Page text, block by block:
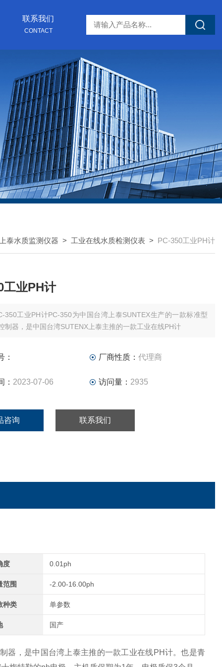
联系我们
CONTACT
上泰水质监测仪器 > 工业在线水质检测仪表 > PC-350工业PH计
工业PH计
350工业PH计PC-350为中国台湾上泰SUNTEX生产的一款标准型
制器，是中国台湾SUTENX上泰主推的一款工业在线PH计
： 厂商性质： 代理商
： 2023-07-06 访问量： 2935
咨询 联系我们
度 0.01ph
范围 -2.00-16.00ph
种类 单参数
国产
，是中国台湾上泰主推的一款工业在线PH计。也是青